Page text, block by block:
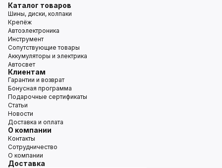
Каталог товаров
Шины, диски, колпаки
Крепёж
Автоэлектроника
Инструмент
Сопутствующие товары
Аккумуляторы и электрика
Автосвет
Клиентам
Гарантии и возврат
Бонусная программа
Подарочные сертификаты
Статьи
Новости
Доставка и оплата
О компании
Контакты
Сотрудничество
О компании
Доставка